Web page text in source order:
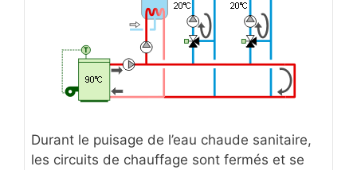
Durant le puisage de l’eau chaude sanitaire,
les circuits de chauffage sont fermés et se